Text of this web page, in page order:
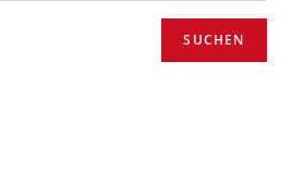
SUCHEN